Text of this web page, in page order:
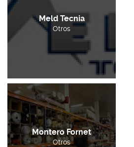
Meld Tecnia
Otros
Montero Fornet
Otros